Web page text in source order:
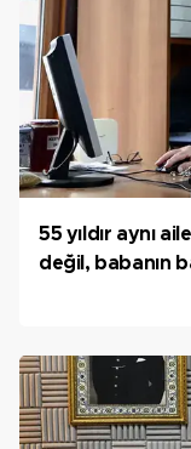
55 yıldır aynı aile
değil, babanın